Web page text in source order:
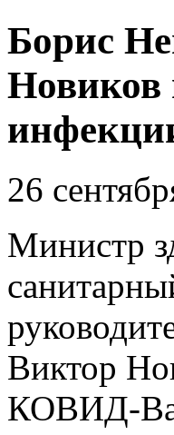
Борис
Новиков
26
Министр
Виктор
КОВИД-